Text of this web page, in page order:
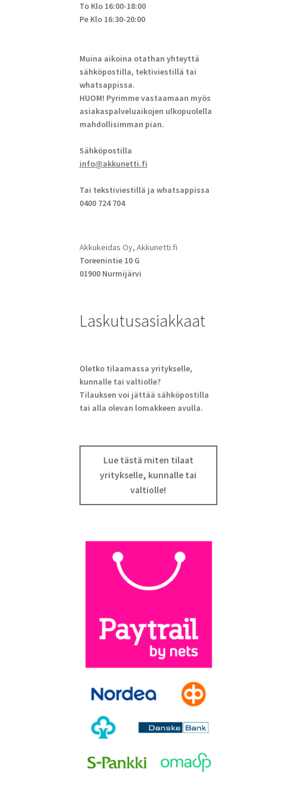
To Klo 16:00-18:00
Pe Klo 16:30-20:00
Muina aikoina otathan yhteyttä
sähköpostilla, tektiviestillä tai
whatsappissa.
HUOM! Pyrimme vastaamaan myös
asiakaspalveluaikojen ulkopuolella
mahdollisimman pian.
Sähköpostilla
info@akkunetti.fi
Tai tekstiviestillä ja whatsappissa
0400 724 704
Akkukeidas Oy, Akkunetti.fi
Toreenintie 10 G
01900 Nurmijärvi
Laskutusasiakkaat
Oletko tilaamassa yritykselle,
kunnalle tai valtiolle?
Tilauksen voi jättää sähköpostilla
tai alla olevan lomakkeen avulla.
Lue tästä miten tilaat
yritykselle, kunnalle tai
valtiolle!